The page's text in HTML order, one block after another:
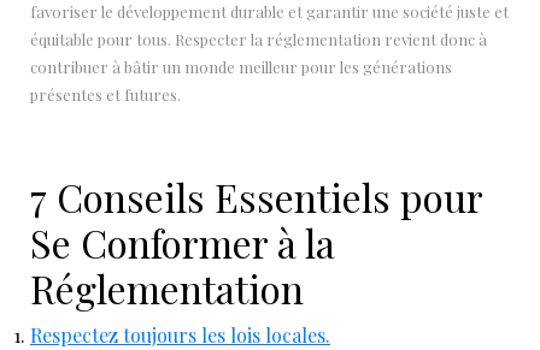
favoriser le développement durable et garantir une société juste et
équitable pour tous. Respecter la réglementation revient donc à
contribuer à bâtir un monde meilleur pour les générations
présentes et futures.
7 Conseils Essentiels pour
Se Conformer à la
Réglementation
Respectez toujours les lois locales.